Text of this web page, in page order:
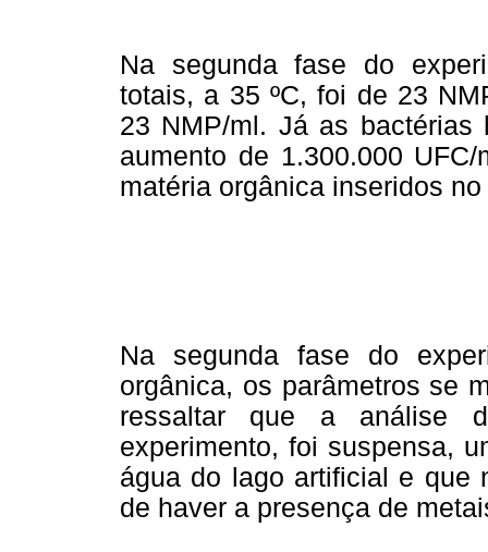
Na segunda fase do
totais, a 35 ºC, foi de 23
23 NMP/ml. Já as bactérias
aumento de 1.300.000
matéria orgânica inseridos
Na segunda fase do
orgânica, os parâmetros se
ressaltar que a análise
experimento, foi suspensa,
água do lago artificial e que
de haver a presença de